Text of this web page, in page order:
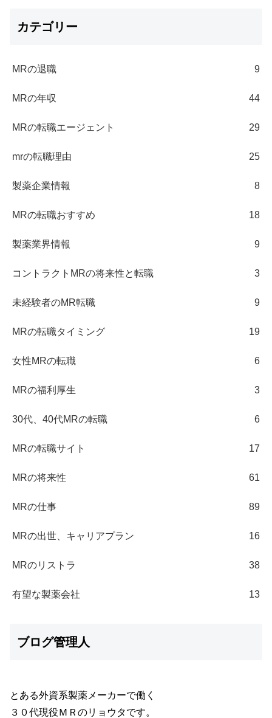
カテゴリー
MRの退職 9
MRの年収 44
MRの転職エージェント 29
mrの転職理由 25
製薬企業情報 8
MRの転職おすすめ 18
製薬業界情報 9
コントラクトMRの将来性と転職 3
未経験者のMR転職 9
MRの転職タイミング 19
女性MRの転職 6
MRの福利厚生 3
30代、40代MRの転職 6
MRの転職サイト 17
MRの将来性 61
MRの仕事 89
MRの出世、キャリアプラン 16
MRのリストラ 38
有望な製薬会社 13
ブログ管理人
とある外資系製薬メーカーで働く
３０代現役ＭＲのリョウタです。